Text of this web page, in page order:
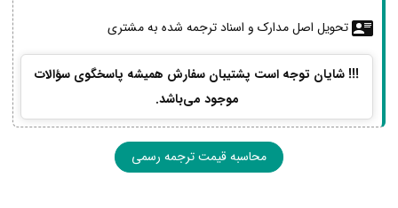
تحویل اصل مدارک و اسناد ترجمه شده به مشتری
!!! شایان توجه است پشتیبان سفارش همیشه پاسخگوی سؤالات
موجود می‌باشد.
محاسبه قیمت ترجمه رسمی